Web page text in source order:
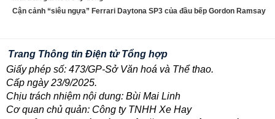
Cận cảnh “siêu ngựa” Ferrari Daytona SP3 của đầu bếp Gordon Ramsay
Trang Thông tin Điện tử Tổng hợp
Giấy phép số: 473/GP-Sở Văn hoá và Thể thao.
Cấp ngày 23/9/2025.
Chịu trách nhiệm nội dung: Bùi Mai Linh
Cơ quan chủ quản: Công ty TNHH Xe Hay